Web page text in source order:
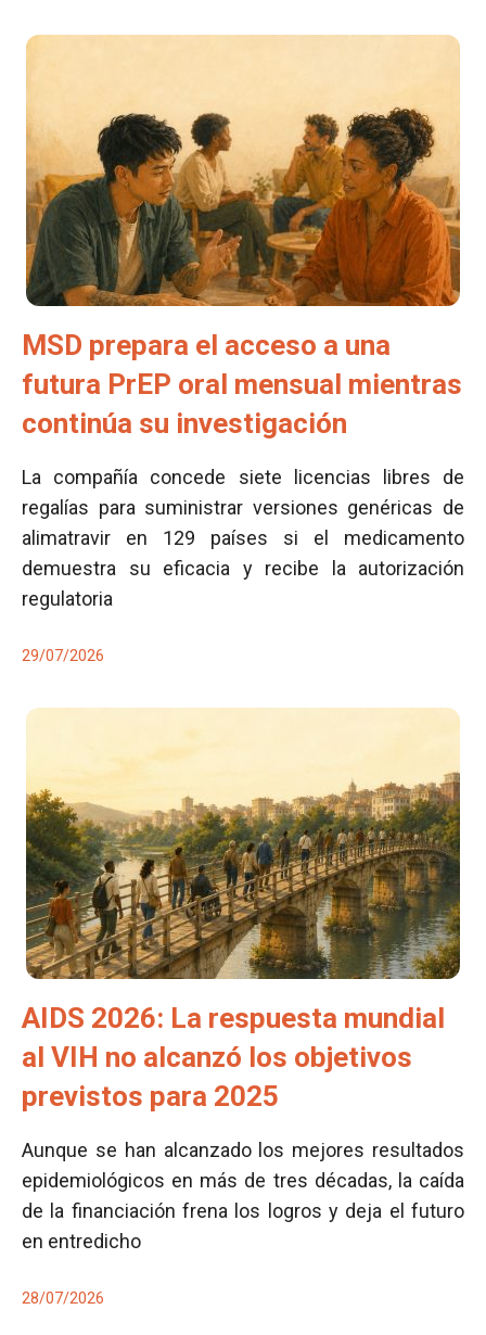
MSD prepara el acceso a una
futura PrEP oral mensual mientras
continúa su investigación
La compañía concede siete licencias libres de
regalías para suministrar versiones genéricas de
alimatravir en 129 países si el medicamento
demuestra su eficacia y recibe la autorización
regulatoria
29/07/2026
AIDS 2026: La respuesta mundial
al VIH no alcanzó los objetivos
previstos para 2025
Aunque se han alcanzado los mejores resultados
epidemiológicos en más de tres décadas, la caída
de la financiación frena los logros y deja el futuro
en entredicho
28/07/2026